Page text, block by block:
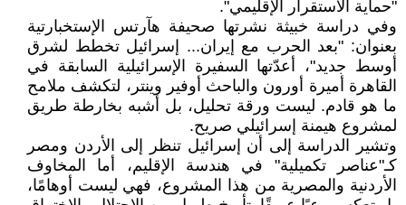
"حماية الاستقرار الإقليمي".
وفي دراسة خبيثة نشرتها صحيفة هآرتس الإستخبارتية
بعنوان: "بعد الحرب مع إيران... إسرائيل تخطط لشرق
أوسط جديد"، أعدّتها السفيرة الإسرائيلية السابقة في
القاهرة أميرة أورون والباحث أوفير وينتر، لتكشف ملامح
ما هو قادم. ليست ورقة تحليل، بل أشبه بخارطة طريق
لمشروع هيمنة إسرائيلي صريح.
وتشير الدراسة إلى أن إسرائيل تنظر إلى الأردن ومصر
كـ"عناصر تكميلية" في هندسة الإقليم، أما المخاوف
الأردنية والمصرية من هذا المشروع، فهي ليست أوهامًا،